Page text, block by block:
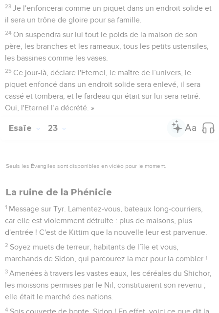
pas un : les Assyriens l’ont destiné aux habitants du désert ;
ils ont érigé des tours pour en faire le siège, ont démoli ses
palais, en ont fait une ruine.
14 Lamentez-vous, bateaux long-courriers, car votre lieu de
refuge est détruit !
15 Ce jour-là et pendant 70 ans, la durée de vie d'un roi, Tyr
tombera dans l'oubli. Au bout de 70 ans, le sort de Tyr sera
pareil à celui de la prostituée dont parle la chanson :
16 « Prends une harpe, fais le tour de la ville, prostituée
oubliée ! Joue bien de ton instrument, chante sans cesse
pour qu'on se souvienne de toi ! »
les royaumes du monde, sur toute la surface de la terre,
l'Eternel. Ils ne seront ni entassés ni mis en réserve, car ses
revenus permettront de fournir de la nourriture à satiété et
des habits magnifiques à ceux qui habitent devant l'Eternel.
La terre entière dévastée